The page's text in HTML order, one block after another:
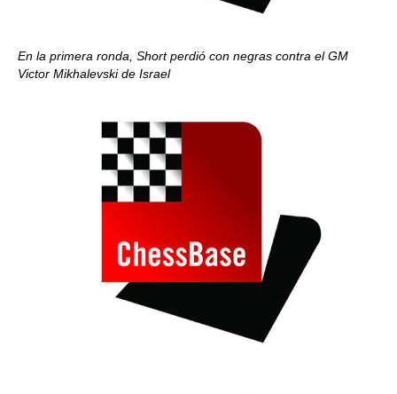
En la primera ronda, Short perdió con negras contra el GM
Victor Mikhalevski de Israel